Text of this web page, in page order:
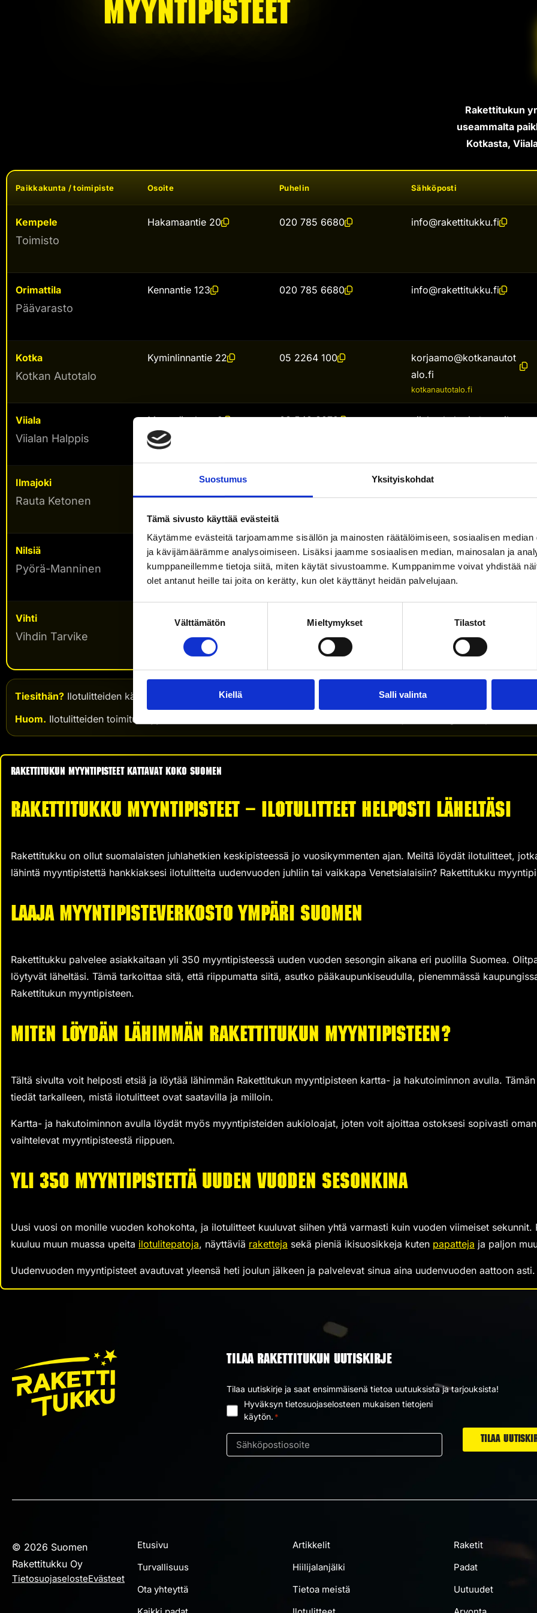
Suostumus Yksityiskohdat
Tämä sivusto käyttää evästeitä
Käytämme evästeitä tarjoamamme sisällön ja mainosten räätälöimiseen, sosiaalisen
ja kävijämäärämme analysoimiseen. Lisäksi jaamme sosiaalisen median, mainosalan ja
kumppaneillemme tietoja siitä, miten käytät sivustoamme. Kumppanimme voivat yhdistää
olet antanut heille tai joita on kerätty, kun olet käyttänyt heidän palvelujaan.
Välttämätön Mieltymykset Tilastot
Kiellä Salli valinta
myyntipisteet
Rakettitukun
useammalta
Kotkasta,
Paikkakunta / toimipiste Osoite Puhelin Sähköposti
Kempele
Toimisto
Hakamaantie 20 020 785 6680 info@rakettitukku.fi
Orimattila
Päävarasto
Kennantie 123 020 785 6680 info@rakettitukku.fi
Kotka
Kotkan Autotalo
Kyminlinnantie 22 05 2264 100
korjaamo@kotkanautot
alo.fi
kotkanautotalo.fi
Viiala
Viialan Halppis
Matomäenkatu 2 03 543 3379
viialan.halppis@gmail.c
Ilmajoki
Rauta Ketonen
Kaaraojantie 6
asiakaspalvelu@rautake
tonen.fi
Nilsiä
Pyörä-Manninen
Nilsiäntie 64 050 593 7804
myynti@pyoramannine
n.fi
pyoramanninen.fi
Vihti
Vihdin Tarvike
Niuhalanraitti 21 040 047 0965 vihdintarvike@fixus.fi
Tiesithän? Ilotulitteiden käyttö muulloin kuin uuden vuoden aikaan on luvanvaraista. Luvan ilotulitukselle saat
Huom. Ilotulitteiden toimitusmyynti ei ole sallittua lain mukaan – ei edes tähtisadetikkujen. Sesongin ulkopuolella
Rakettitukun myyntipisteet kattavat koko Suomen
Rakettitukku myyntipisteet – Ilotulitteet helposti läheltäsi
Rakettitukku on ollut suomalaisten juhlahetkien keskipisteessä jo vuosikymmenten ajan. Meiltä löydät ilotulitteet,
lähintä myyntipistettä hankkiaksesi ilotulitteita uudenvuoden juhliin tai vaikkapa Venetsialaisiin? Rakettitukku
Laaja myyntipisteverkosto ympäri Suomen
Rakettitukku palvelee asiakkaitaan yli 350 myyntipisteessä uuden vuoden sesongin aikana eri puolilla Suomea.
löytyvät läheltäsi. Tämä tarkoittaa sitä, että riippumatta siitä, asutko pääkaupunkiseudulla, pienemmässä
Rakettitukun myyntipisteen.
Miten löydän lähimmän Rakettitukun myyntipisteen?
Tältä sivulta voit helposti etsiä ja löytää lähimmän Rakettitukun myyntipisteen kartta- ja hakutoiminnon avulla.
tiedät tarkalleen, mistä ilotulitteet ovat saatavilla ja milloin.
Kartta- ja hakutoiminnon avulla löydät myös myyntipisteiden aukioloajat, joten voit ajoittaa ostoksesi sopivasti
vaihtelevat myyntipisteestä riippuen.
Yli 350 myyntipistettä uuden vuoden sesonkina
Uusi vuosi on monille vuoden kohokohta, ja ilotulitteet kuuluvat siihen yhtä varmasti kuin vuoden viimeiset
kuuluu muun muassa upeita ilotulitepatoja, näyttäviä raketteja sekä pieniä ikisuosikkeja kuten papatteja ja paljon
Uudenvuoden myyntipisteet avautuvat yleensä heti joulun jälkeen ja palvelevat sinua aina uudenvuoden aattoon asti.
TILAA RAKETTITUKUN UUTISKIRJE
Tilaa uutiskirje ja saat ensimmäisenä tietoa uutuuksista ja tarjouksista!
Suostumus
*
Hyväksyn tietosuojaselosteen mukaisen tietojeni
käytön. *
Sähköposti
© 2026 Suomen
Rakettitukku Oy
TietosuojaselosteEvästeet
Etusivu
Turvallisuus
Ota yhteyttä
Artikkelit
Hiilijalanjälki
Tietoa meistä
Raketit
Padat
Uutuudet